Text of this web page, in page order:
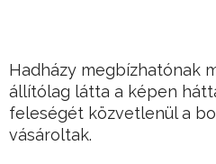
Hadházy megbízhatónak
állítólag látta a képen
feleségét közvetlenül a
vásároltak.